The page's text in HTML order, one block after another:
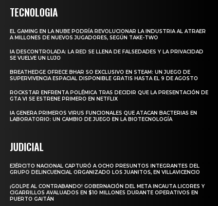
TECNOLOGIA
EL GAMING EN LA NUBE PODRÍA REVOLUCIONAR LA INDUSTRIA AL ATRAER
A MILLONES DE NUEVOS JUGADORES, SEGÚN TAKE-TWO
IA DESCONTROLADA: LA RED SE LLENA DE FALSEDADES Y LA PRIVACIDAD
SE VUELVE UN LUJO
BREATHEDGE OFRECE BHAR SO EXCLUSIVO EN STEAM: UN JUEGO DE
SUPERVIVENCIA ESPACIAL DISPONIBLE GRATIS HASTA EL 9 DE AGOSTO
ROCKSTAR ENFRENTA POLÉMICA TRAS DECIDIR QUE LA PRESENTACIÓN DE
GTA VI SE ESTRENE PRIMERO EN NETFLIX
IA GENERA PRIMEROS VIRUS FUNCIONALES QUE ATACAN BACTERIAS EN
LABORATORIO: UN CAMBIO DE JUEGO EN LA BIOTECNOLOGÍA
JUDICIAL
EJÉRCITO NACIONAL CAPTURÓ A OCHO PRESUNTOS INTEGRANTES DEL
GRUPO DELINCUENCIAL ORGANIZADO LOS JUANITOS, EN VILLAVICENCIO
¡GOLPE AL CONTRABANDO! GOBERNACIÓN DEL META INCAUTA LICORES Y
CIGARRILLOS AVALUADOS EN $10 MILLONES DURANTE OPERATIVOS EN
PUERTO GAITÁN